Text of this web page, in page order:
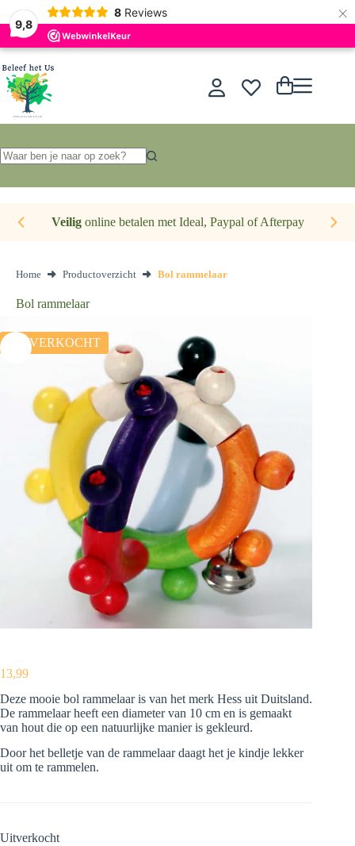
9,8
8 Reviews ×
Ga
naar
de
inhoud
Winkelwagen
resultaten
Veiligonline betalen met Ideal, Paypal of Afterpay
Home Productoverzicht Bol rammelaar
Bol rammelaar
UITVERKOCHT
13,99
Deze mooie bol rammelaar is van het merk Hess uit Duitsland.
De rammelaar heeft een diameter van 10 cm en is gemaakt
van hout die op een natuurlijke manier is gekleurd.
Door het belletje van de rammelaar daagt het je kindje lekker
uit om te rammelen.
Uitverkocht